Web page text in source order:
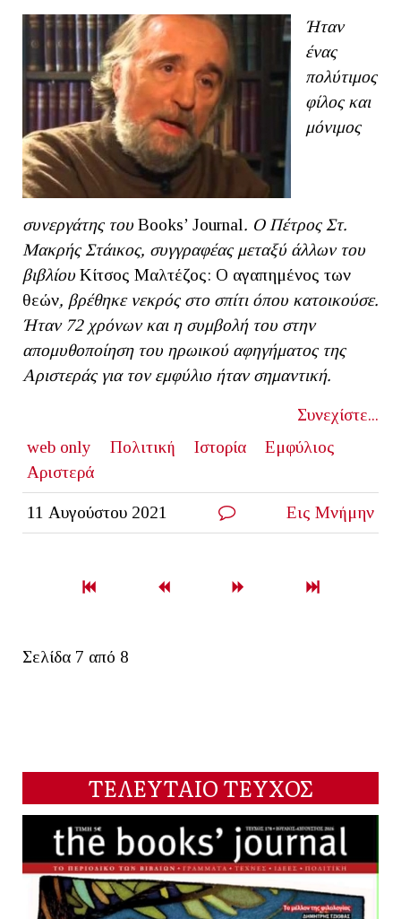
Ήταν
ένας
πολύτιμος
φίλος και
μόνιμος
συνεργάτης του Books’ Journal. Ο Πέτρος Στ.
Μακρής Στάικος, συγγραφέας μεταξύ άλλων του
βιβλίου Κίτσος Μαλτέζος: Ο αγαπημένος των
θεών, βρέθηκε νεκρός στο σπίτι όπου κατοικούσε.
Ήταν 72 χρόνων και η συμβολή του στην
απομυθοποίηση του ηρωικού αφηγήματος της
Αριστεράς για τον εμφύλιο ήταν σημαντική.
Συνεχίστε...
web only
Πολιτική Ιστορία
Εμφύλιος
Αριστερά
11 Αυγούστου 2021 Εις Μνήμην
Σελίδα 7 από 8
ΤΕΛΕΥΤΑΙΟ ΤΕΥΧΟΣ